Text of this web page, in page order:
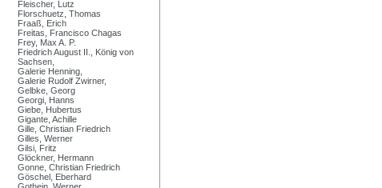
Fleischer, Lutz
Florschuetz, Thomas
Fraaß, Erich
Freitas, Francisco Chagas
Frey, Max A. P.
Friedrich August II., König von
Sachsen,
Galerie Henning,
Galerie Rudolf Zwirner,
Gelbke, Georg
Georgi, Hanns
Giebe, Hubertus
Gigante, Achille
Gille, Christian Friedrich
Gilles, Werner
Gilsi, Fritz
Glöckner, Hermann
Gonne, Christian Friedrich
Göschel, Eberhard